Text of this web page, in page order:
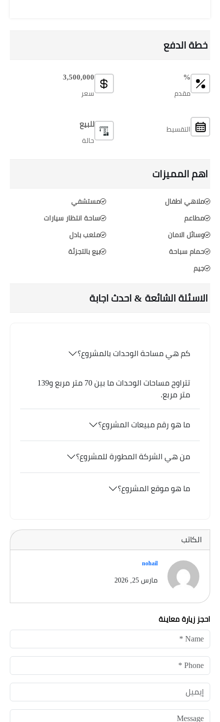
خطة الدفع
%
مقدم
التقسيط
3,500,000
سعر
للبيع
حالة
اهم المميزات
ملاهي اطفال
مطاعم
وسائل الامان
حمام سباحة
جيم
مستشفي
ساحة انتظار سيارات
ملعب بادل
بيع بالتجزئة
الاسئلة الشائعة & احدث اجابة
كم هي مساحة الوحدات بالمشروع؟
تتراوح مساحات الوحدات ما بين 70 متر مربع و139
متر مربع.
ما هو رقم مبيعات المشروع؟
من هي الشركة المطورة للمشروع؟
ما هو موقع المشروع؟
الكاتب
nohail
مارس 25, 2026
احجز زيارة معاينة